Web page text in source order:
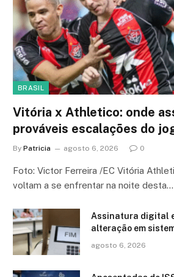
BRASIL
Vitória x Athletico: onde
prováveis escalações do
By Patricia agosto 6, 2026 0
Foto: Victor Ferreira /EC Vitória
voltam a se enfrentar na noite desta…
Assinatura digital
alteração em
agosto 6, 2026